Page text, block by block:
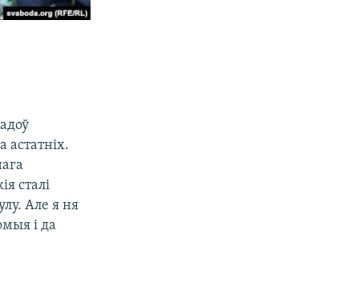
астатніх.
сталі
Але я ня
і да